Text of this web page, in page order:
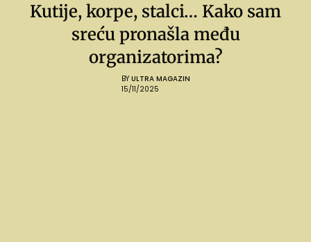
Kutije, korpe, stalci… Kako sam
sreću pronašla među
organizatorima?
BY ULTRA MAGAZIN
15/11/2025